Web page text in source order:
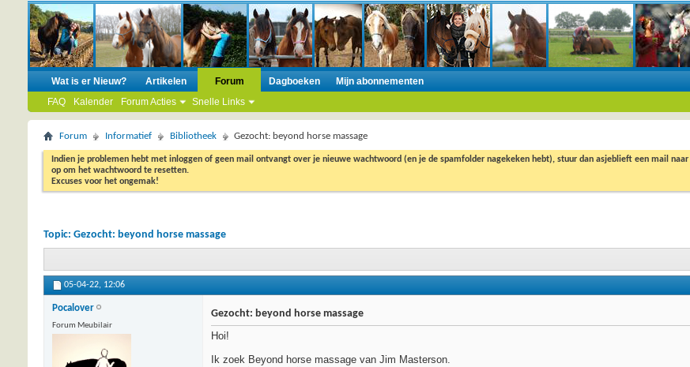
Wat is er Nieuw? Artikelen
Forum
FAQ
Kalender Forum Acties Snelle Links
Dagboeken
Mijn abonnementen
Forum Informatief Bibliotheek Gezocht: beyond horse massage
Indien je problemen hebt met inloggen of geen mail ontvangt over je nieuwe wachtwoord (en je de spamfolder nagekeken hebt), stuur dan asjeblieft een mail naar
op om het wachtwoord te resetten.
Excuses voor het ongemak!
Topic: Gezocht: beyond horse massage
05-04-22, 12:06
Pocalover
Forum Meubilair
Gezocht: beyond horse massage
Hoi!
Ik zoek Beyond horse massage van Jim Masterson.